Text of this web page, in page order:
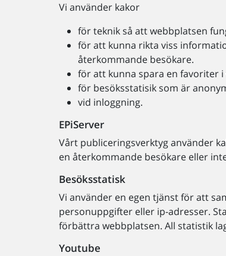
Vi använder kakor
för teknik så att webbplatsen
för att kunna rikta viss
återkommande besökare.
för att kunna spara en favoriter
för besöksstatisik som är
vid inloggning.
EPiServer
Vårt publiceringsverktyg använder
en återkommande besökare eller
Besöksstatisk
Vi använder en egen tjänst för att
personuppgifter eller ip-adresser.
förbättra webbplatsen. All statistik
Youtube